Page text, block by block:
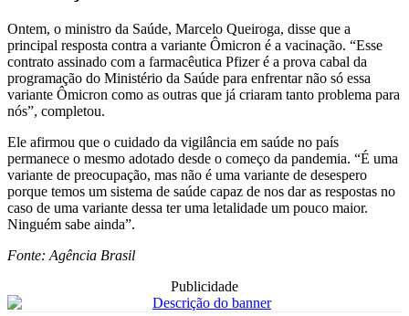
Ontem, o ministro da Saúde, Marcelo Queiroga, disse que a
principal resposta contra a variante Ômicron é a vacinação. “Esse
contrato assinado com a farmacêutica Pfizer é a prova cabal da
programação do Ministério da Saúde para enfrentar não só essa
variante Ômicron como as outras que já criaram tanto problema para
nós”, completou.
Ele afirmou que o cuidado da vigilância em saúde no país
permanece o mesmo adotado desde o começo da pandemia. “É uma
variante de preocupação, mas não é uma variante de desespero
porque temos um sistema de saúde capaz de nos dar as respostas no
caso de uma variante dessa ter uma letalidade um pouco maior.
Ninguém sabe ainda”.
Fonte: Agência Brasil
Publicidade